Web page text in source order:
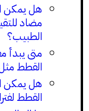
هل يمكن
مضاد
الطبيب؟
متى يبدأ
القطط مثل
هل يمكن
القطط